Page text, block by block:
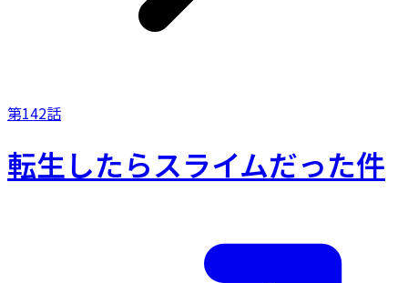
第142話
転生したらスライムだった件